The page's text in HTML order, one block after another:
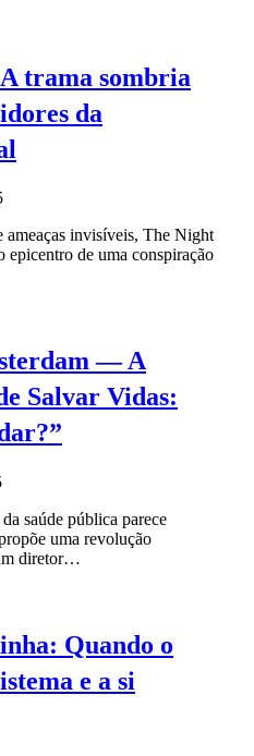
trama sombria
da
ameaças invisíveis, The Night
epicentro de uma conspiração
— A
Salvar Vidas:
saúde pública parece
uma revolução
diretor…
Quando o
e a si